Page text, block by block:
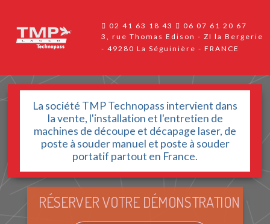
02 41 63 18 43
06 07 61 20 67
3, rue Thomas Edison - ZI la Bergerie
49280 La Séguinière - FRANCE
La société TMP Technopass intervient dans
la vente, l'installation et l'entretien de
machines de découpe et décapage laser, de
poste à souder manuel et poste à souder
portatif partout en France.
RÉSERVER VOTRE DÉMONSTRATION